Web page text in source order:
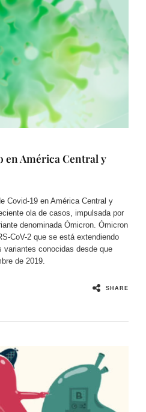
en América Central y
Covid-19 en América Central y
ola de casos, impulsada por
denominada Ómicron. Ómicron
CoV-2 que se está extendiendo
variantes conocidas desde que
de 2019.
SHARE